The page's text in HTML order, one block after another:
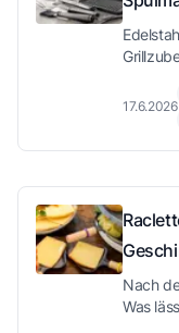
schützt.
17.6.2026
Nach
Was